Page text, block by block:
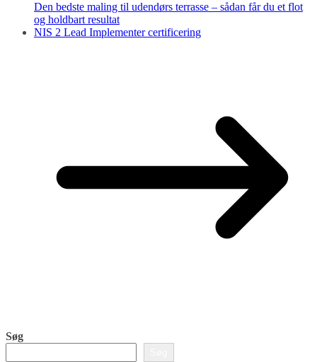
Den bedste maling til udendørs terrasse – sådan får du et flot
og holdbart resultat
NIS 2 Lead Implementer certificering
Søg